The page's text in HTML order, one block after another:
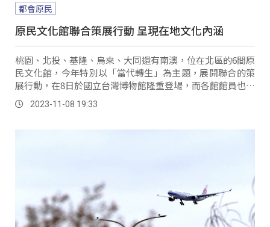
都會原民
原民文化館聯合策展行動 呈現在地文化內涵
桃園、北投、基隆、烏來、大同還有南澳，位在北區的6間原
民文化館，今年特別以「當代轉生」為主題，展開聯合的策
展行動，在8日於國立台灣博物館隆重登場，而各館館員也透
過微型創意展櫃，呈現在地文化的內涵。
2023-11-08 19:33